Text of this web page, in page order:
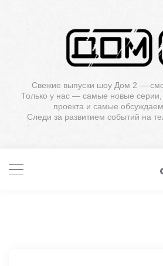
Свежие выпуски шоу Дом 2 —
Только у нас — самые новые серии,
проекта и самые
Следи за развитием событий на